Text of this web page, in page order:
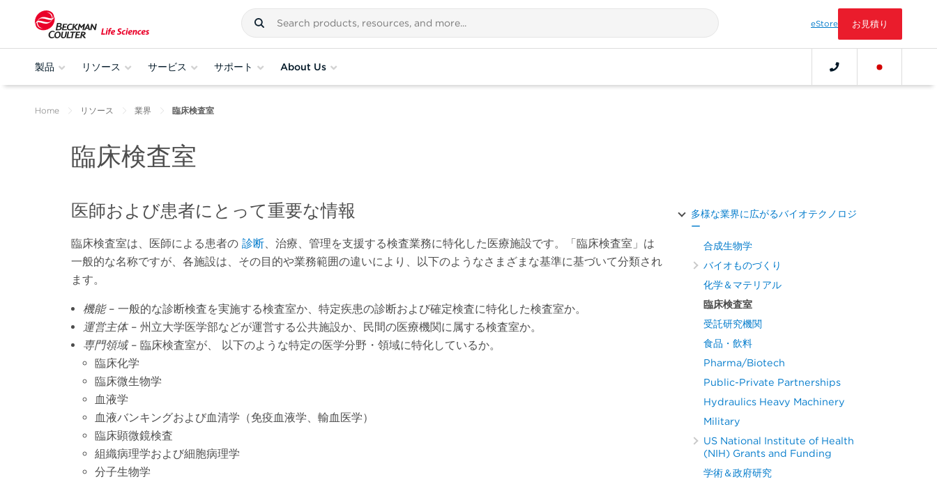
eStore お見積り
製品 リソース サービス サポート About Us
Home リソース 業界 臨床検査室
臨床検査室
医師および患者にとって重要な情報
臨床検査室は、医師による患者の 診断 、治療、管理を支援する検査業務に特化した医療施設です。「臨床検査室」は
一般的な名称ですが、各施設は、その目的や業務範囲の違いにより、以下のようなさまざまな基準に基づいて分類され
ます。
機能– 一般的な診断検査を実施する検査室か、特定疾患の診断および確定検査に特化した検査室か。
運営主体– 州立大学医学部などが運営する公共施設か、民間の医療機関に属する検査室か。
専門領域– 臨床検査室が、 以下のような特定の医学分野・領域に特化しているか。
臨床化学
臨床微生物学
血液学
血液バンキングおよび血清学（免疫血液学、輸血医学）
臨床顕微鏡検査
組織病理学および細胞病理学
分子生物学
多様な業界に広がるバイオテクノロジ
ー
合成生物学
バイオものづくり
化学＆マテリアル
臨床検査室
受託研究機関
食品・飲料
Pharma/Biotech
Public-Private Partnerships
Hydraulics Heavy Machinery
Military
US National Institute of Health
(NIH) Grants and Funding
学術＆政府研究